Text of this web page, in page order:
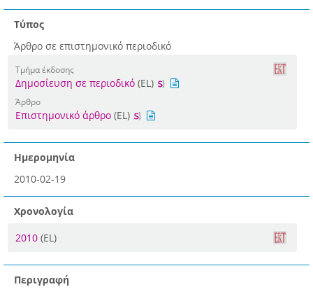
Τύπος
Άρθρο σε επιστημονικό περιοδικό
Τμήμα έκδοσης
Δημοσίευση σε περιοδικό (EL)
Άρθρο
Επιστημονικό άρθρο (EL)
Ημερομηνία
2010-02-19
Χρονολογία
2010 (EL)
Περιγραφή